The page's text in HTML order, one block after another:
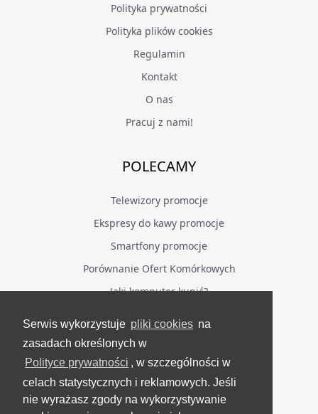
Serwis wykorzystuje pliki cookies na
zasadach określonych w
Polityce prywatności , w szczególności w
celach statystycznych i reklamowych. Jeśli
nie wyrażasz zgody na wykorzystywanie
Polityka prywatności
Polityka plików cookies
Regulamin
Kontakt
O nas
Pracuj z nami!
POLECAMY
Telewizory promocje
Ekspresy do kawy promocje
Smartfony promocje
Porównanie Ofert Komórkowych
Jaki komputer kupić?
BĄDŹ NA BIEŻĄCO
Facebook
Grupa Testerzy Videotestów